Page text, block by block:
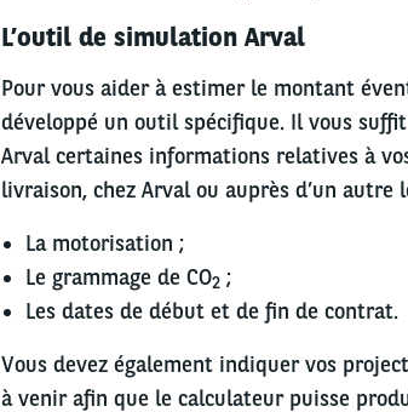
L’outil de simulation Arval
Pour vous aider à estimer le montant
développé un outil spécifique. Il vous
Arval certaines informations relatives à
livraison, chez Arval ou auprès d’un autre
La motorisation ;
Le grammage de CO2;
Les dates de début et de fin de contrat.
Vous devez également indiquer vos
à venir afin que le calculateur puisse